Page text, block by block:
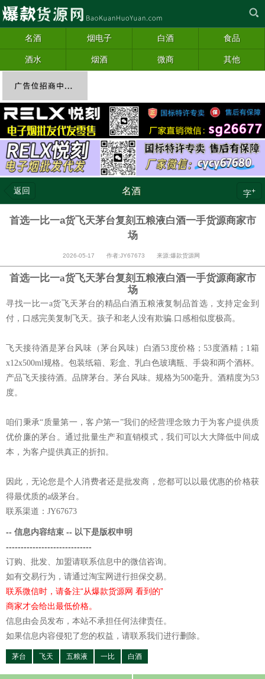
名酒 烟电子 白酒 食品
酒水 烟酒 微商 其他
返回 名酒 字+
首选一比一a货飞天茅台复刻五粮液白酒一手货源商家市
场
2026-05-17 作者:JY67673 来源:爆款货源网
首选一比一a货飞天茅台复刻五粮液白酒一手货源商家市
场
寻找一比一a货飞天茅台的精品白酒五粮液复制品首选，支持定金到
付，口感完美复制飞天。孩子和老人没有欺骗.口感相似度极高。
飞天接待酒是茅台风味（茅台风味）白酒53度价格；53度酒精；1箱
x12x500ml规格。包装纸箱、彩盒、乳白色玻璃瓶、手袋和两个酒杯。
产品飞天接待酒。品牌茅台。茅台风味。规格为500毫升。酒精度为53
度。
咱们秉承“质量第一，客户第一”我们的经营理念致力于为客户提供质
优价廉的茅台。通过批量生产和直销模式，我们可以大大降低中间成
本，为客户提供真正的折扣。
因此，无论您是个人消费者还是批发商，您都可以以最优惠的价格获
得最优质的a级茅台。
联系渠道：JY67673
-- 信息内容结束 -- 以下是版权申明
-----------------------------
订购、批发、加盟请联系信息中的微信咨询。
如有交易行为，请通过淘宝网进行担保交易。
联系微信时，请备注“从爆款货源网 看到的”
商家才会给出最低价格。
信息由会员发布，本站不承担任何法律责任。
如果信息内容侵犯了您的权益，请联系我们进行删除。
茅台 飞天 五粮液 一比 白酒